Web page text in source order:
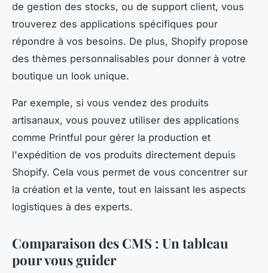
de gestion des stocks, ou de support client, vous
trouverez des applications spécifiques pour
répondre à vos besoins. De plus, Shopify propose
des thèmes personnalisables pour donner à votre
boutique un look unique.
Par exemple, si vous vendez des produits
artisanaux, vous pouvez utiliser des applications
comme Printful pour gérer la production et
l'expédition de vos produits directement depuis
Shopify. Cela vous permet de vous concentrer sur
la création et la vente, tout en laissant les aspects
logistiques à des experts.
Comparaison des CMS : Un tableau
pour vous guider